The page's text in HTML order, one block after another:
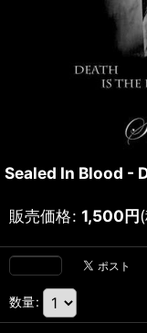
Sealed In Blood -
販売価格: 1,500円
数量: